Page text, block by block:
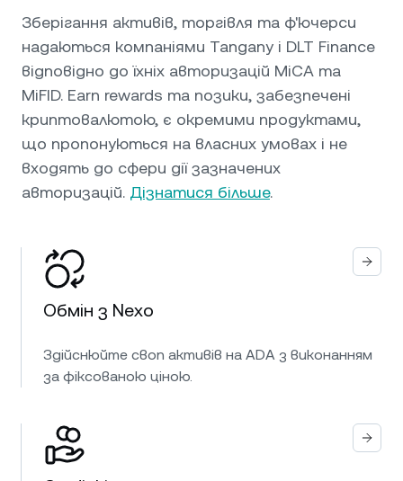
Зберігання активів, торгівля та ф'ючерси
надаються компаніями Tangany і DLT Finance
відповідно до їхніх авторизацій MiCA та
MiFID. Earn rewards та позики, забезпечені
криптовалютою, є окремими продуктами,
що пропонуються на власних умовах і не
входять до сфери дії зазначених
авторизацій. Дізнатися більше.
Обмін з Nexo
Здійснюйте своп активів на ADA з виконанням
за фіксованою ціною.